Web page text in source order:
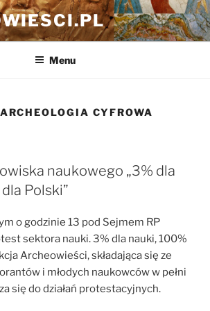
Menu
ARCHEOLOGIA CYFROWA
naukowego „3% dla
Polski”
o godzinie 13 pod Sejmem RP
sektora nauki. 3% dla nauki, 100%
Archeowieści, składająca się ze
i młodych naukowców w pełni
się do działań protestacyjnych.